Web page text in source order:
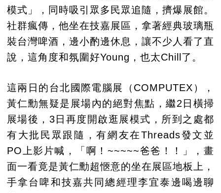
模式」，同時吸引眾多民眾追隨，擠爆展館。
社群瘋傳，他坐在技嘉展區，拿著經典玻璃瓶
裝台灣啤酒，邊小酌邊休息，讓不少人看了直
說，這角度和氛圍好Young，也太Chill了。
這兩日的台北國際電腦展（COMPUTEX），
黃仁勳無疑是展場內的絕對焦點，繼2日橫掃
展場後，3日再度開啟逛展模式，所到之處都
有大批民眾跟隨，有網友在Threads發文並
PO上影片喊，「啊！~~~~~爸爸！！」，畫
面一看竟是黃仁勳超愜意的坐在展區地板上，
手拿台啤和技嘉共同總經理李宜泰邊喝邊聊